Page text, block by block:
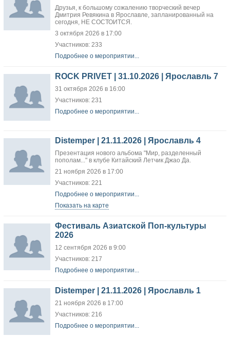
Друзья, к большому сожалению творческий вечер
Дмитрия Ревякина в Ярославле, запланированный на
сегодня, НЕ СОСТОИТСЯ.
3 октября 2026 в 17:00
Участников: 233
Подробнее о мероприятии...
ROCK PRIVET | 31.10.2026 | Ярославль 7
31 октября 2026 в 16:00
Участников: 231
Подробнее о мероприятии...
Distemper | 21.11.2026 | Ярославль 4
Презентация нового альбома "Мир, разделенный
пополам..." в клубе Китайский Летчик Джао Да.
21 ноября 2026 в 17:00
Участников: 221
Подробнее о мероприятии...
Показать на карте
Фестиваль Азиатской Поп-культуры
2026
12 сентября 2026 в 9:00
Участников: 217
Подробнее о мероприятии...
Distemper | 21.11.2026 | Ярославль 1
21 ноября 2026 в 17:00
Участников: 216
Подробнее о мероприятии...